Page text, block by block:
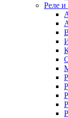
Реле и